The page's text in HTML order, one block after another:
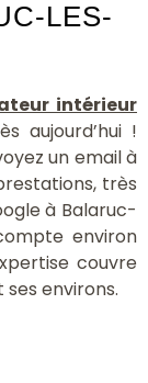
LES-
intérieur
aujourd’hui !
un email à
très
à Balaruc-
environ
couvre
ses environs.